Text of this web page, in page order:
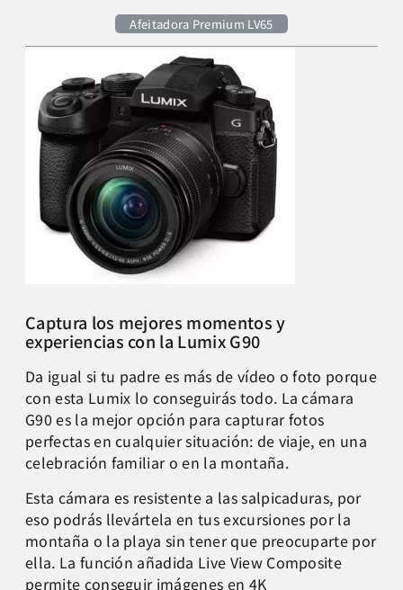
Afeitadora Premium LV65
Captura los mejores momentos y
experiencias con la Lumix G90
Da igual si tu padre es más de vídeo o foto porque
con esta Lumix lo conseguirás todo. La cámara
G90 es la mejor opción para capturar fotos
perfectas en cualquier situación: de viaje, en una
celebración familiar o en la montaña.
Esta cámara es resistente a las salpicaduras, por
eso podrás llevártela en tus excursiones por la
montaña o la playa sin tener que preocuparte por
ella. La función añadida Live View Composite
permite conseguir imágenes en 4K